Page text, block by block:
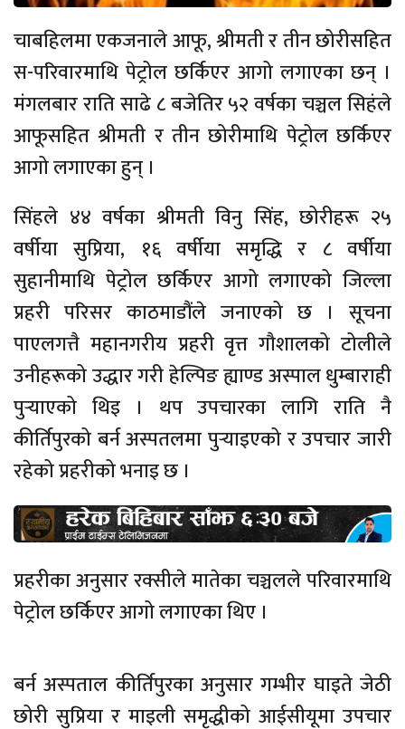
चाबहिलमा एकजनाले आफू, श्रीमती र तीन छोरीसहित
स-परिवारमाथि पेट्रोल छर्किएर आगो लगाएका छन् ।
मंगलबार राति साढे ८ बजेतिर ५२ वर्षका चञ्चल सिहंले
आफूसहित श्रीमती र तीन छोरीमाथि पेट्रोल छर्किएर
आगो लगाएका हुन् ।
सिंहले ४४ वर्षका श्रीमती विनु सिंह, छोरीहरू २५
वर्षीया सुप्रिया, १६ वर्षीया समृद्धि र ८ वर्षीया
सुहानीमाथि पेट्रोल छर्किएर आगो लगाएको जिल्ला
प्रहरी परिसर काठमाडौंले जनाएको छ । सूचना
पाएलगत्तै महानगरीय प्रहरी वृत्त गौशालको टोलीले
उनीहरूको उद्धार गरी हेल्पिङ ह्याण्ड अस्पाल धुम्बाराही
पुर्‍याएको थिइ । थप उपचारका लागि राति नै
कीर्तिपुरको बर्न अस्पतलमा पुर्‍याइएको र उपचार जारी
रहेको प्रहरीको भनाइ छ ।
प्रहरीका अनुसार रक्सीले मातेका चञ्चलले परिवारमाथि
पेट्रोल छर्किएर आगो लगाएका थिए ।
बर्न अस्पताल कीर्तिपुरका अनुसार गम्भीर घाइते जेठी
छोरी सुप्रिया र माइली समृद्धीको आईसीयूमा उपचार